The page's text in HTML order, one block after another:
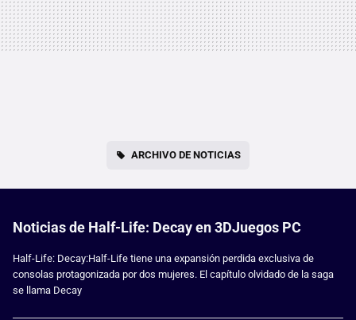
ARCHIVO DE NOTICIAS
Noticias de Half-Life: Decay en 3DJuegos PC
Half-Life: Decay:Half-Life tiene una expansión perdida exclusiva de
consolas protagonizada por dos mujeres. El capítulo olvidado de la saga
se llama Decay